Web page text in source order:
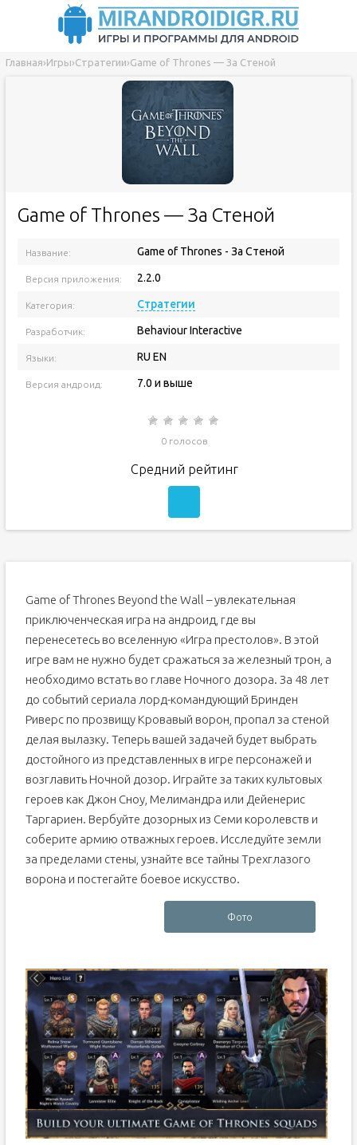
Главная›Игры›Стратегии›Game of Thrones — За Стеной
Game of Thrones — За Стеной
Название: Game of Thrones - За Стеной
Версия приложения: 2.2.0
Категория: Стратегии
Разработчик: Behaviour Interactive
Языки: RU EN
Версия андроид: 7.0 и выше
0 голосов
Средний рейтинг
Game of Thrones Beyond the Wall – увлекательная
приключенческая игра на андроид, где вы
перенесетесь во вселенную «Игра престолов». В этой
игре вам не нужно будет сражаться за железный трон, а
необходимо встать во главе Ночного дозора. За 48 лет
до событий сериала лорд-командующий Бринден
Риверс по прозвищу Кровавый ворон, пропал за стеной
делая вылазку. Теперь вашей задачей будет выбрать
достойного из представленных в игре персонажей и
возглавить Ночной дозор. Играйте за таких культовых
героев как Джон Сноу, Мелимандра или Дейенерис
Таргариен. Вербуйте дозорных из Семи королевств и
соберите армию отважных героев. Исследуйте земли
за пределами стены, узнайте все тайны Трехглазого
ворона и постегайте боевое искусство.
Фото